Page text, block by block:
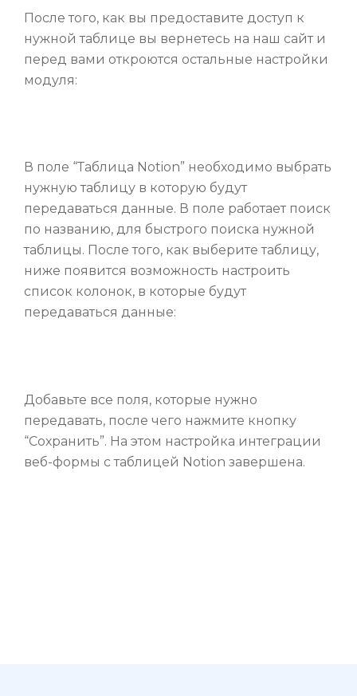
После того, как вы предоставите доступ к
нужной таблице вы вернетесь на наш сайт и
перед вами откроются остальные настройки
модуля:
В поле “Таблица Notion” необходимо выбрать
нужную таблицу в которую будут
передаваться данные. В поле работает поиск
по названию, для быстрого поиска нужной
таблицы. После того, как выберите таблицу,
ниже появится возможность настроить
список колонок, в которые будут
передаваться данные:
Добавьте все поля, которые нужно
передавать, после чего нажмите кнопку
“Сохранить”. На этом настройка интеграции
веб-формы с таблицей Notion завершена.